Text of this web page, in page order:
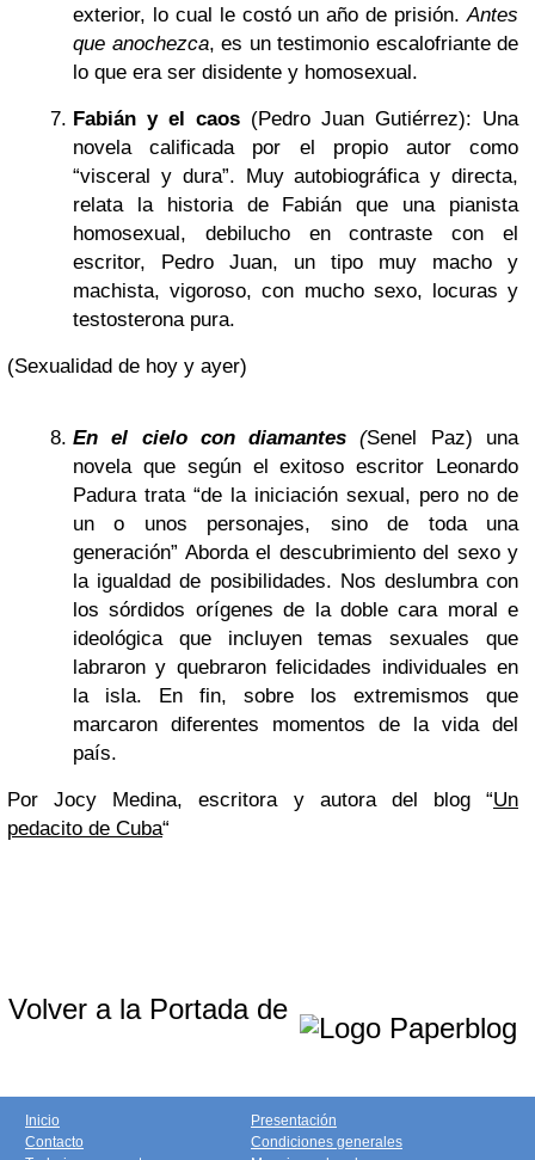
exterior, lo cual le costó un año de prisión.Antes
que anochezca, es un testimonio escalofriante de
lo que era ser disidente y homosexual.
Fabián y el caos (Pedro Juan Gutiérrez): Una
novela calificada por el propio autor como
“visceral y dura”. Muy autobiográfica y directa,
relata la historia de Fabián que una pianista
homosexual, debilucho en contraste con el
escritor, Pedro Juan, un tipo muy macho y
machista, vigoroso, con mucho sexo, locuras y
testosterona pura.
(Sexualidad de hoy y ayer)
En el cielo con diamantes (Senel Paz) una
novela que según el exitoso escritor Leonardo
Padura trata “de la iniciación sexual, pero no de
un o unos personajes, sino de toda una
generación” Aborda el descubrimiento del sexo y
la igualdad de posibilidades. Nos deslumbra con
los sórdidos orígenes de la doble cara moral e
ideológica que incluyen temas sexuales que
labraron y quebraron felicidades individuales en
la isla. En fin, sobre los extremismos que
marcaron diferentes momentos de la vida del
país.
Por Jocy Medina, escritora y autora del blog “Un
pedacito de Cuba“
Volver a la Portada de
Inicio
Contacto
Presentación
Condiciones generales